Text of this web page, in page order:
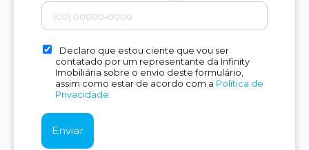
Declaro que estou ciente que vou ser
contatado por um representante da Infinity
Imobiliária sobre o envio deste formulário,
assim como estar de acordo com a Política de
Privacidade.